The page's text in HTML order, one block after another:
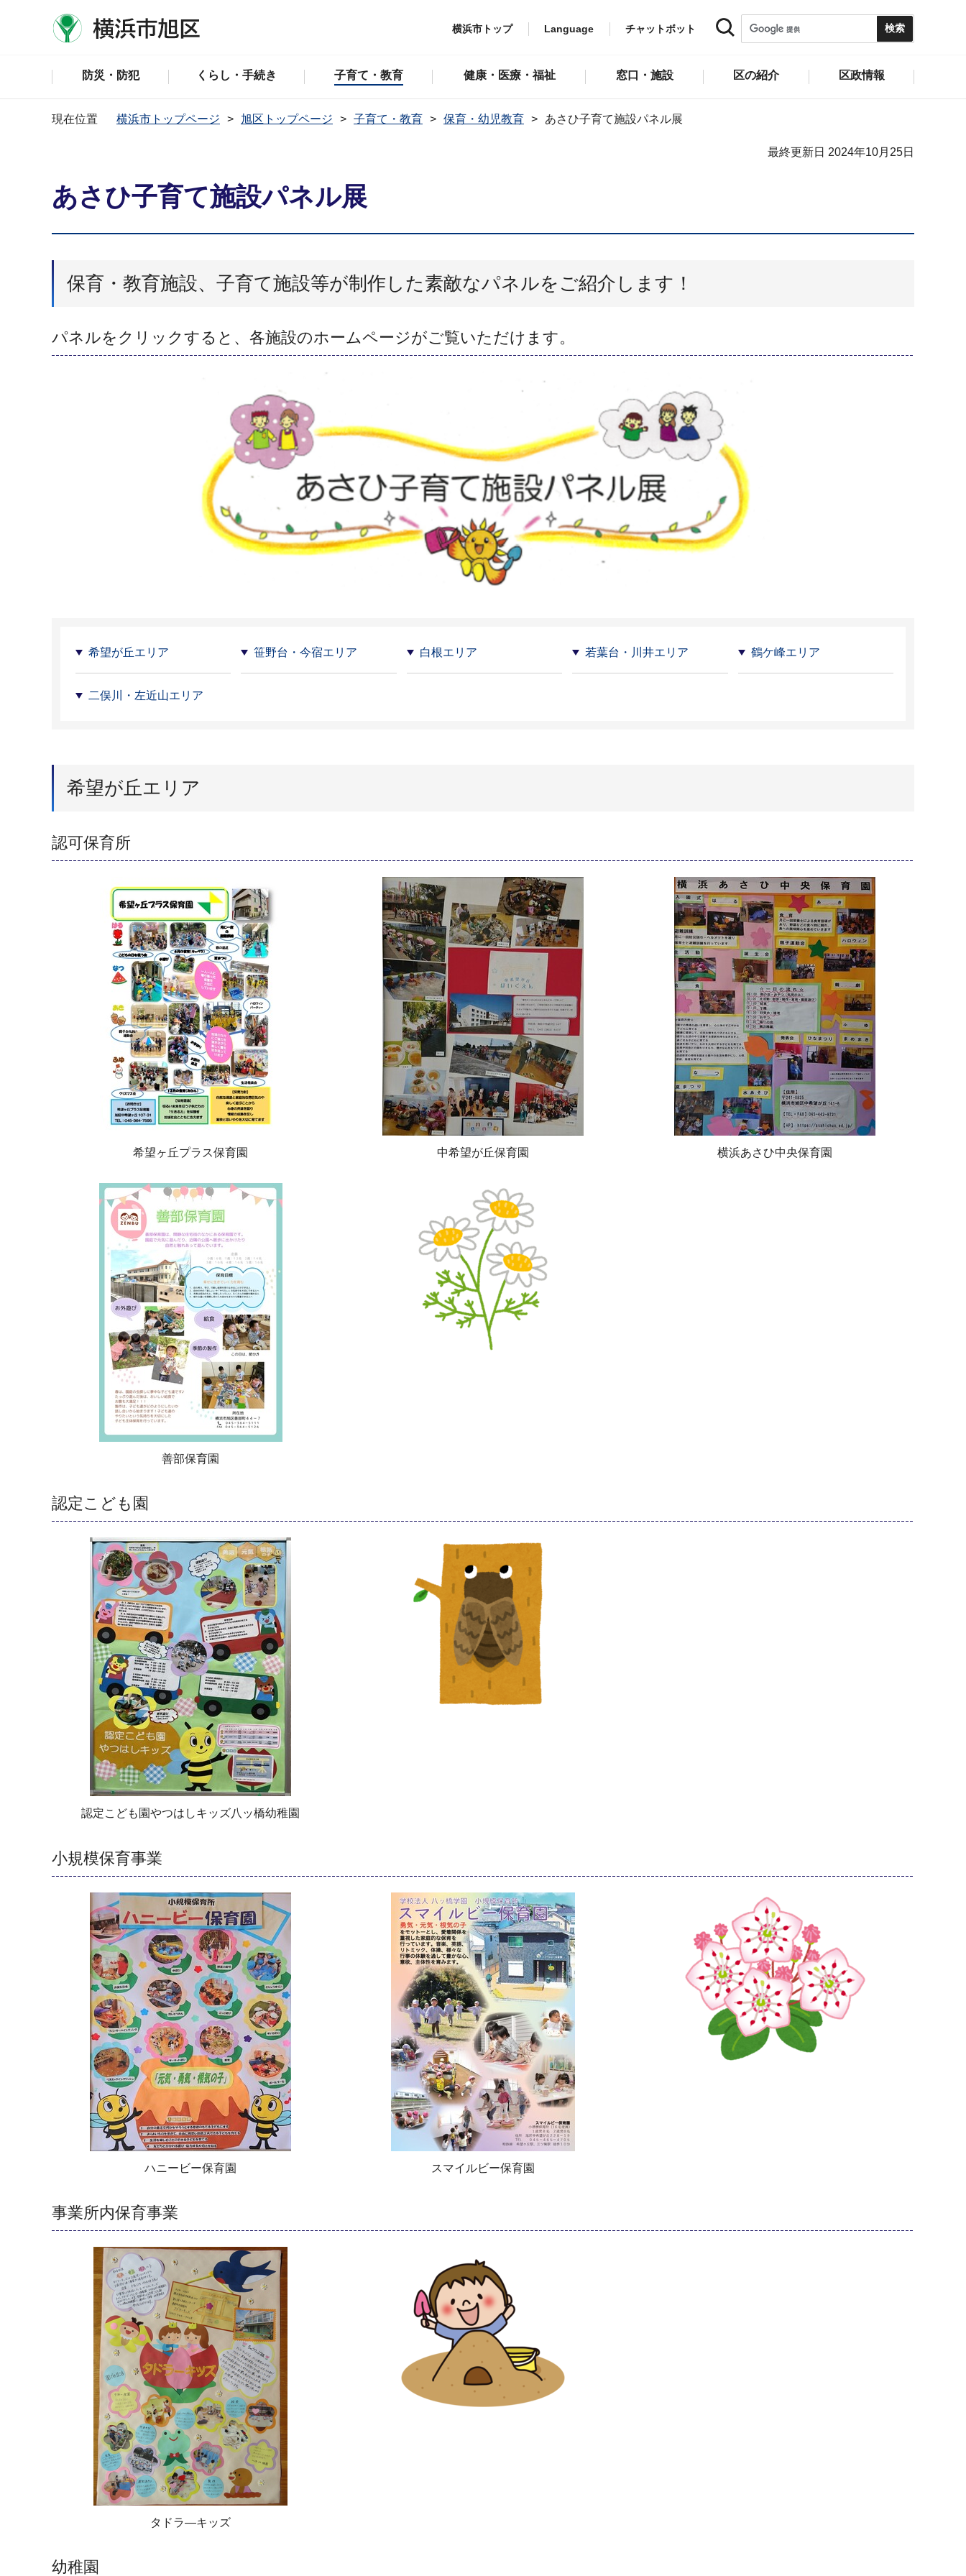
横浜市トップ Language チャットボット
防災・防犯 くらし・手続き 子育て・教育 健康・医療・福祉 窓口・施設 区の紹介 区政情報
現在位置 横浜市トップページ 旭区トップページ 子育て・教育 保育・幼児教育 あさひ子育て施設パネル展
最終更新日 2024年10月25日
あさひ子育て施設パネル展
保育・教育施設、子育て施設等が制作した素敵なパネルをご紹介します！
パネルをクリックすると、各施設のホームページがご覧いただけます。
希望が丘エリア 笹野台・今宿エリア 白根エリア 若葉台・川井エリア 鶴ケ峰エリア
二俣川・左近山エリア
希望が丘エリア
認可保育所
希望ヶ丘プラス保育園 中希望が丘保育園 横浜あさひ中央保育園
善部保育園
認定こども園
認定こども園やつはしキッズ八ッ橋幼稚園
小規模保育事業
ハニービー保育園 スマイルビー保育園
事業所内保育事業
タドラ―キッズ
幼稚園